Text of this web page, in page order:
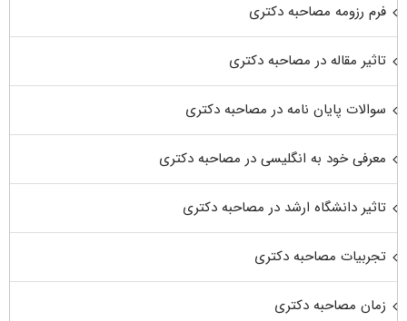
فرم رزومه مصاحبه دکتری
تاثیر مقاله در مصاحبه دکتری
سوالات پایان نامه در مصاحبه دکتری
معرفی خود به انگلیسی در مصاحبه دکتری
تاثیر دانشگاه ارشد در مصاحبه دکتری
تجربیات مصاحبه دکتری
زمان مصاحبه دکتری